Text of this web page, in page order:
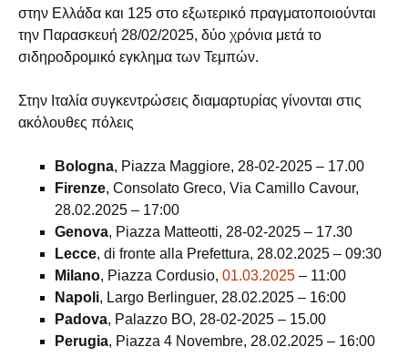
στην Ελλάδα και 125 στο εξωτερικό πραγματοποιούνται
την Παρασκευή 28/02/2025, δύο χρόνια μετά το
σιδηροδρομικό εγκλημα των Τεμπών.
Στην Ιταλία συγκεντρώσεις διαμαρτυρίας γίνονται στις
ακόλουθες πόλεις
Bologna, Piazza Maggiore, 28-02-2025 – 17.00
Firenze, Consolato Greco, Via Camillo Cavour,
28.02.2025 – 17:00
Genova, Piazza Matteotti, 28-02-2025 – 17.30
Lecce, di fronte alla Prefettura, 28.02.2025 – 09:30
Milano, Piazza Cordusio, 01.03.2025 – 11:00
Napoli, Largo Berlinguer, 28.02.2025 – 16:00
Padova, Palazzo BO, 28-02-2025 – 15.00
Perugia, Piazza 4 Novembre, 28.02.2025 – 16:00